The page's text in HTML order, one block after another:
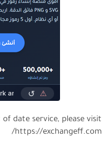
of date service, please visit
https://exchangeff.com/